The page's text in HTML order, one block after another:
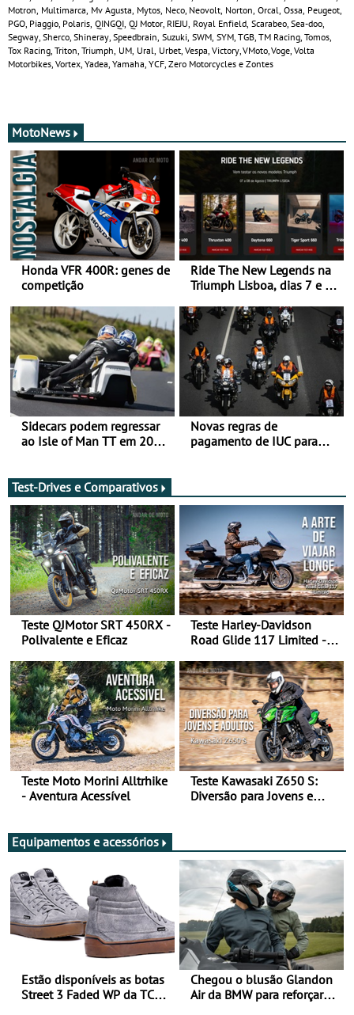
Motron, Multimarca, Mv Agusta, Mytos, Neco, Neovolt, Norton, Orcal, Ossa, Peugeot,
PGO, Piaggio, Polaris, QINGQI, QJ Motor, RIEJU, Royal Enfield, Scarabeo, Sea-doo,
Segway, Sherco, Shineray, Speedbrain, Suzuki, SWM, SYM, TGB, TM Racing, Tomos,
Tox Racing, Triton, Triumph, UM, Ural, Urbet, Vespa, Victory, VMoto, Voge, Volta
Motorbikes, Vortex, Yadea, Yamaha, YCF, Zero Motorcycles e Zontes
MotoNews
Honda VFR 400R: genes de
competição
Ride The New Legends na
Triumph Lisboa, dias 7 e 8
Sidecars podem regressar
ao Isle of Man TT em 2027
Novas regras de
pagamento de IUC para
Test-Drives e Comparativos
Teste QJMotor SRT 450RX -
Polivalente e Eficaz
Teste Harley-Davidson
Road Glide 117 Limited - A
Teste Moto Morini Alltrhike
- Aventura Acessível
Teste Kawasaki Z650 S:
Diversão para Jovens e
Equipamentos e acessórios
Estão disponíveis as botas
Street 3 Faded WP da TCX
Chegou o blusão Glandon
Air da BMW para reforçar